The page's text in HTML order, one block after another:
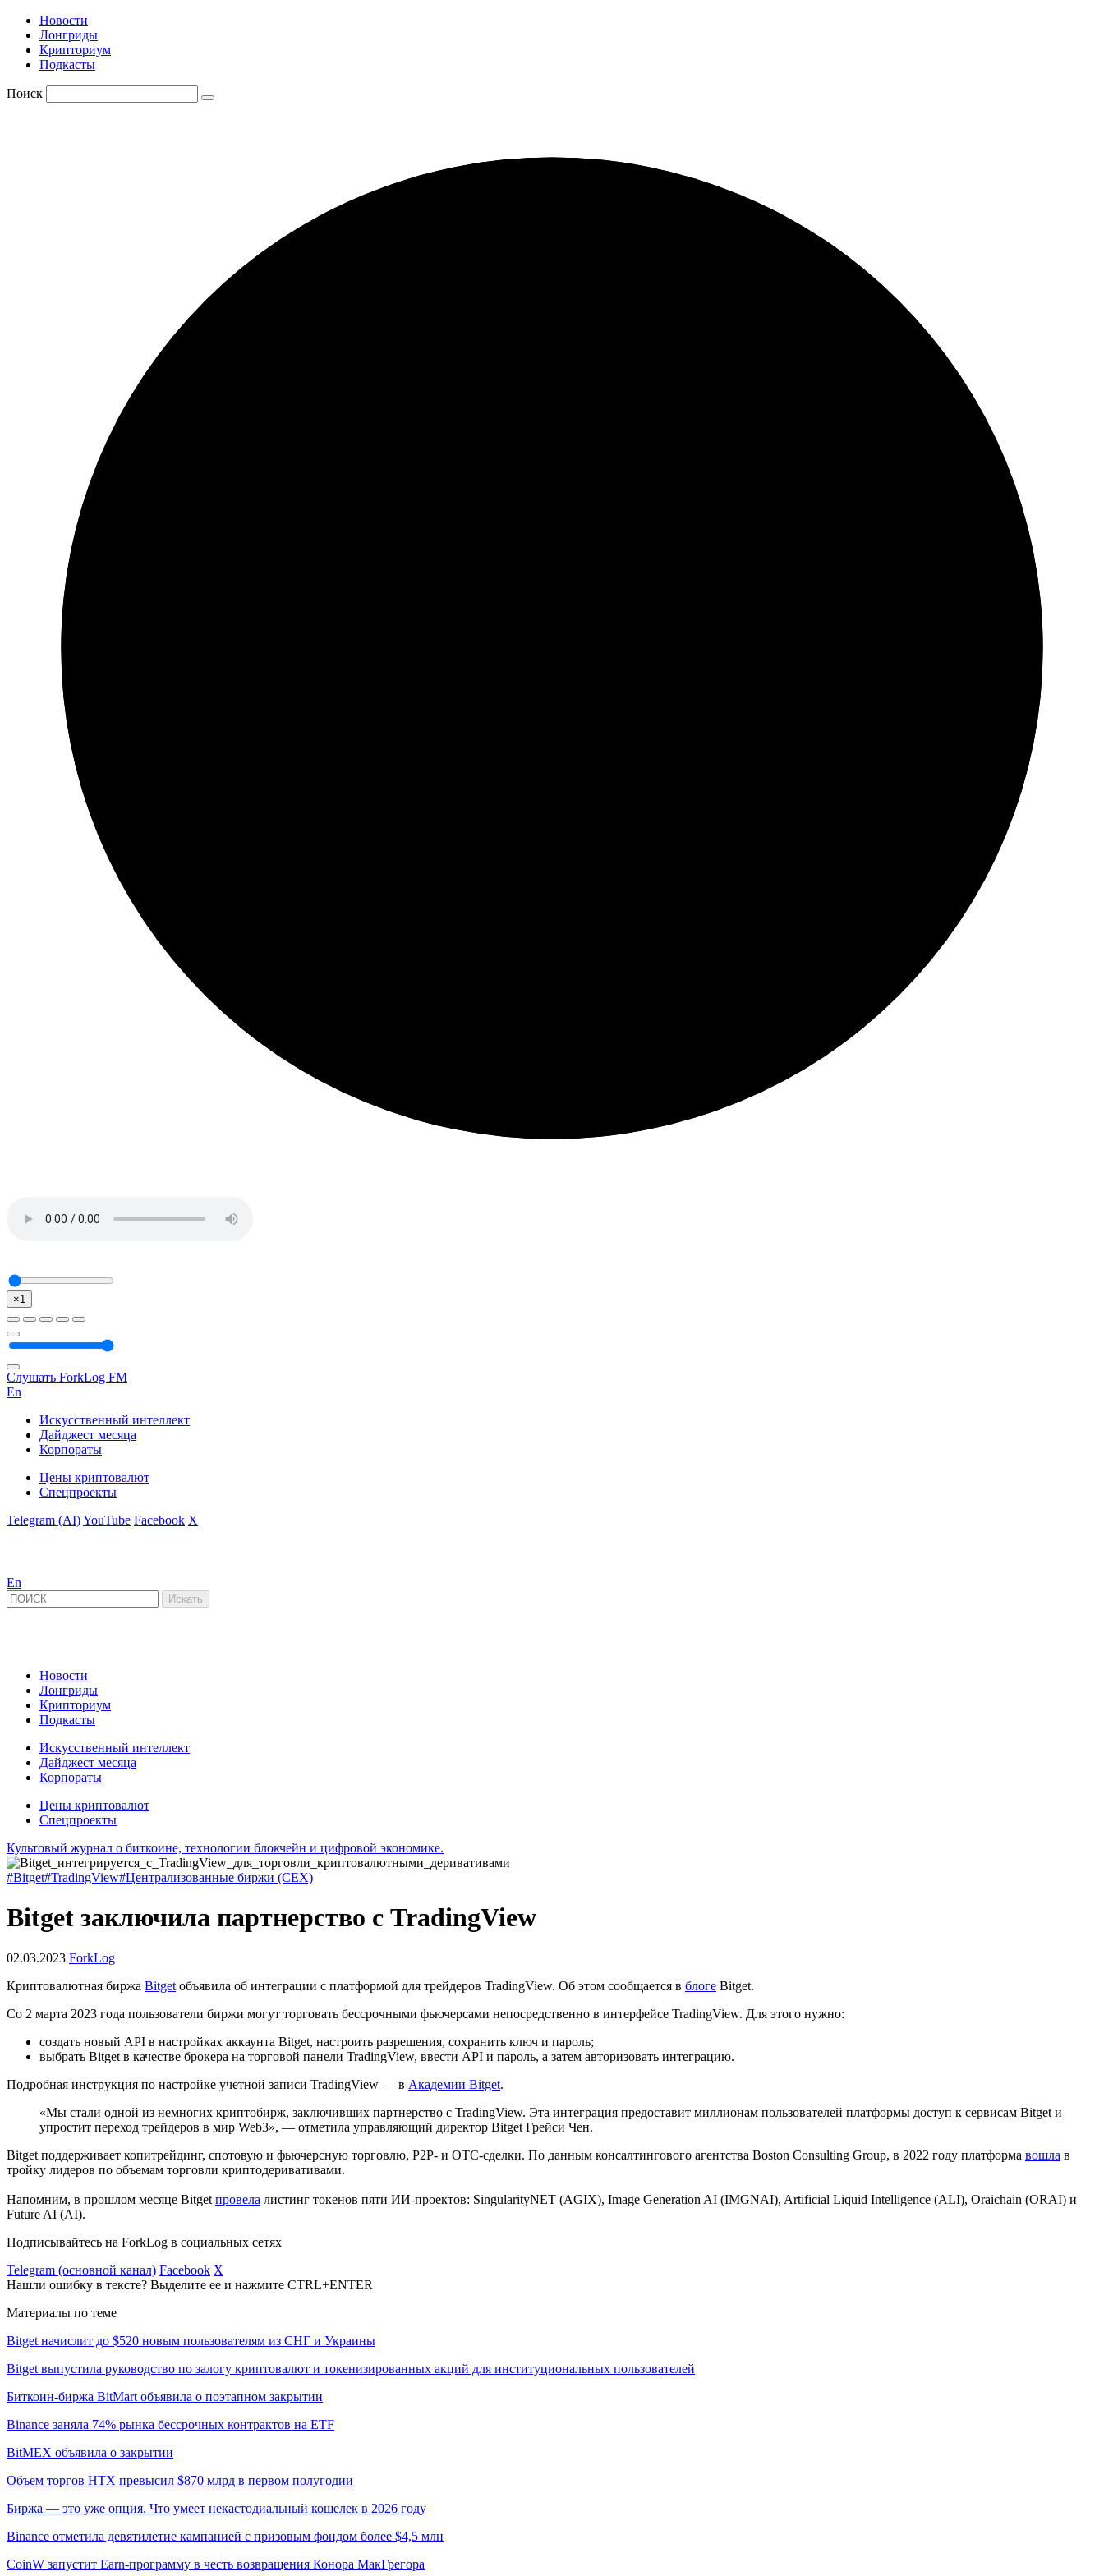
Новости
Лонгриды
Крипториум
Подкасты
Поиск
×1
Слушать ForkLog FM
En
Искусственный интеллект
Дайджест месяца
Корпораты
Цены криптовалют
Спецпроекты
Telegram (AI)YouTube Facebook X
En
Новости
Лонгриды
Крипториум
Подкасты
Искусственный интеллект
Дайджест месяца
Корпораты
Цены криптовалют
Спецпроекты
Культовый журнал о биткоине, технологии блокчейн и цифровой экономике.
#Bitget#TradingView#Централизованные биржи (CEX)
Bitget заключила партнерство с TradingView
02.03.2023 ForkLog
Криптовалютная биржа Bitget объявила об интеграции с платформой для трейдеров TradingView. Об этом сообщается в блоге Bitget.
Со 2 марта 2023 года пользователи биржи могут торговать бессрочными фьючерсами непосредственно в интерфейсе TradingView. Для этого нужно:
создать новый API в настройках аккаунта Bitget, настроить разрешения, сохранить ключ и пароль;
выбрать Bitget в качестве брокера на торговой панели TradingView, ввести API и пароль, а затем авторизовать интеграцию.
Подробная инструкция по настройке учетной записи TradingView — в Академии Bitget.
«Мы стали одной из немногих криптобирж, заключивших партнерство с TradingView. Эта интеграция предоставит миллионам пользователей платформы доступ к сервисам Bitget и
упростит переход трейдеров в мир Web3», — отметила управляющий директор Bitget Грейси Чен.
Bitget поддерживает копитрейдинг, спотовую и фьючерсную торговлю, P2P- и OTC-сделки. По данным консалтингового агентства Boston Consulting Group, в 2022 году платформа вошла в
тройку лидеров по объемам торговли криптодеривативами.
Напомним, в прошлом месяце Bitget провела листинг токенов пяти ИИ-проектов: SingularityNET (AGIX), Image Generation AI (IMGNAI), Artificial Liquid Intelligence (ALI), Oraichain (ORAI) и
Future AI (AI).
Подписывайтесь на ForkLog в социальных сетях
Telegram (основной канал) Facebook X
Нашли ошибку в тексте? Выделите ее и нажмите CTRL+ENTER
Материалы по теме
Bitget начислит до $520 новым пользователям из СНГ и Украины
Bitget выпустила руководство по залогу криптовалют и токенизированных акций для институциональных пользователей
Биткоин-биржа BitMart объявила о поэтапном закрытии
Binance заняла 74% рынка бессрочных контрактов на ETF
BitMEX объявила о закрытии
Объем торгов HTX превысил $870 млрд в первом полугодии
Биржа — это уже опция. Что умеет некастодиальный кошелек в 2026 году
Binance отметила девятилетие кампанией с призовым фондом более $4,5 млн
CoinW запустит Earn-программу в честь возвращения Конора МакГрегора